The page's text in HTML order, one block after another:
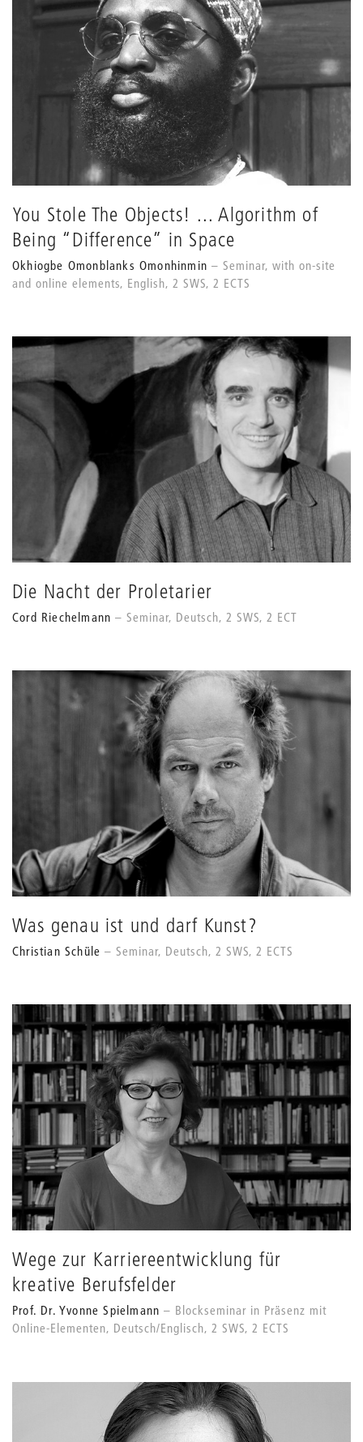
You Stole The Objects! ... Algorithm of
Being “Difference” in Space
Okhiogbe Omonblanks Omonhinmin
Seminar, with on-site
and online elements, English, 2 SWS, 2 ECTS
Die Nacht der Proletarier
Cord Riechelmann Seminar, Deutsch, 2 SWS, 2 ECT
Was genau ist und darf Kunst?
Christian Schüle Seminar, Deutsch, 2 SWS, 2 ECTS
Wege zur Karriereentwicklung für
kreative Berufsfelder
Prof. Dr. Yvonne Spielmann
Blockseminar in Präsenz mit
Online-Elementen, Deutsch/Englisch, 2 SWS, 2 ECTS